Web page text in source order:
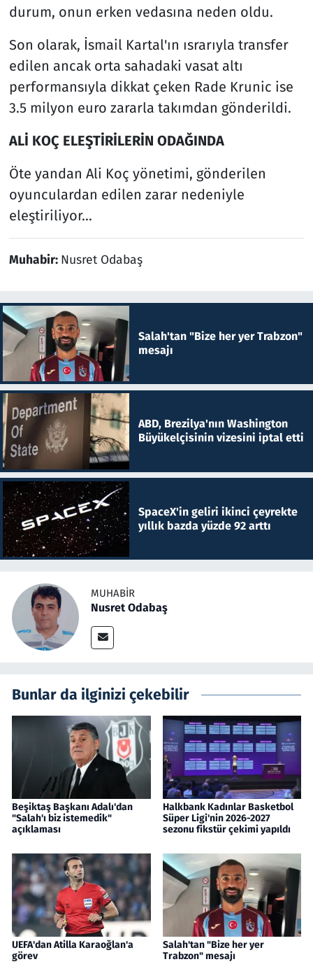
durum, onun erken vedasına neden oldu.
Son olarak, İsmail Kartal'ın ısrarıyla transfer
edilen ancak orta sahadaki vasat altı
performansıyla dikkat çeken Rade Krunic ise
3.5 milyon euro zararla takımdan gönderildi.
ALİ KOÇ ELEŞTİRİLERİN ODAĞINDA
Öte yandan Ali Koç yönetimi, gönderilen
oyunculardan edilen zarar nedeniyle
eleştiriliyor...
Muhabir: Nusret Odabaş
Salah'tan "Bize her yer Trabzon"
mesajı
ABD, Brezilya'nın Washington
Büyükelçisinin vizesini iptal etti
SpaceX'in geliri ikinci çeyrekte
yıllık bazda yüzde 92 arttı
MUHABIR
Nusret Odabaş
Bunlar da ilginizi çekebilir
Beşiktaş Başkanı Adalı'dan
"Salah'ı biz istemedik"
açıklaması
Halkbank Kadınlar Basketbol
Süper Ligi'nin 2026-2027
sezonu fikstür çekimi yapıldı
UEFA'dan Atilla Karaoğlan'a
görev
Salah'tan "Bize her yer
Trabzon" mesajı